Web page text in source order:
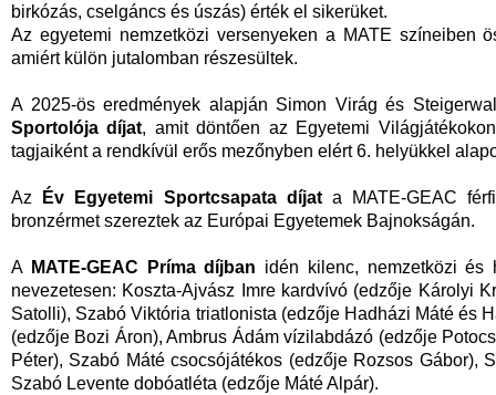
birkózás, cselgáncs és úszás) érték el sikerüket.
Az egyetemi nemzetközi versenyeken a MATE színeiben
amiért külön jutalomban részesültek.
A 2025-ös eredmények alapján Simon Virág és
Sportolója díjat, amit döntően az Egyetemi
tagjaiként a rendkívül erős mezőnyben elért 6. helyükkel
Az Év Egyetemi Sportcsapata díjata MATE-GEAC
bronzérmet szereztek az Európai Egyetemek Bajnokságán.
A MATE-GEAC Príma díjban idén kilenc, nemzetközi és
nevezetesen: Koszta-Ajvász Imre kardvívó (edzője Károlyi
Satolli), Szabó Viktória triatlonista (edzője Hadházi Máté és
(edzője Bozi Áron), Ambrus Ádám vízilabdázó (edzője
Péter), Szabó Máté csocsójátékos (edzője Rozsos Gábor),
Szabó Levente dobóatléta (edzője Máté Alpár).